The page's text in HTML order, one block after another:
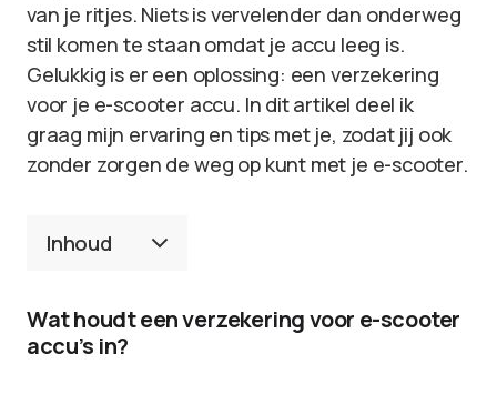
van je ritjes. Niets is vervelender dan onderweg
stil komen te staan omdat je accu leeg is.
Gelukkig is er een oplossing: een verzekering
voor je e-scooter accu. In dit artikel deel ik
graag mijn ervaring en tips met je, zodat jij ook
zonder zorgen de weg op kunt met je e-scooter.
Inhoud
Wat houdt een verzekering voor e-scooter
accu’s in?